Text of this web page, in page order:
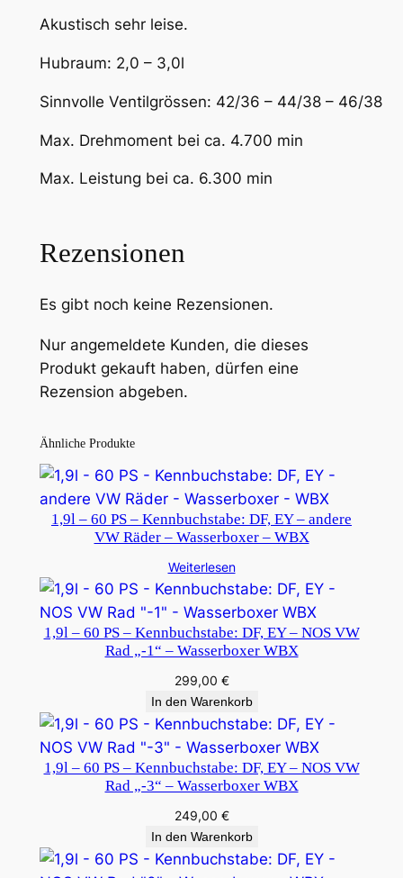
Akustisch sehr leise.
Hubraum: 2,0 – 3,0l
Sinnvolle Ventilgrössen: 42/36 – 44/38 – 46/38
Max. Drehmoment bei ca. 4.700 min
Max. Leistung bei ca. 6.300 min
Rezensionen
Es gibt noch keine Rezensionen.
Nur angemeldete Kunden, die dieses
Produkt gekauft haben, dürfen eine
Rezension abgeben.
Ähnliche Produkte
1,9l – 60 PS – Kennbuchstabe: DF, EY – andere
VW Räder – Wasserboxer – WBX
Weiterlesen
1,9l – 60 PS – Kennbuchstabe: DF, EY – NOS VW
Rad „-1“ – Wasserboxer WBX
299,00 €
In den Warenkorb
1,9l – 60 PS – Kennbuchstabe: DF, EY – NOS VW
Rad „-3“ – Wasserboxer WBX
249,00 €
In den Warenkorb